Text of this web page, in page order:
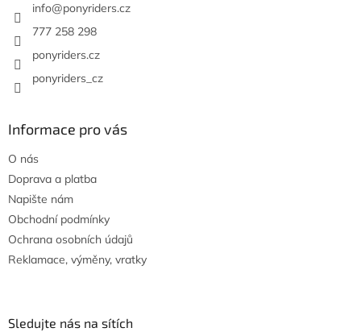
info@ponyriders.cz
777 258 298
ponyriders.cz
ponyriders_cz
Informace pro vás
O nás
Doprava a platba
Napište nám
Obchodní podmínky
Ochrana osobních údajů
Reklamace, výměny, vratky
Sledujte nás na sítích